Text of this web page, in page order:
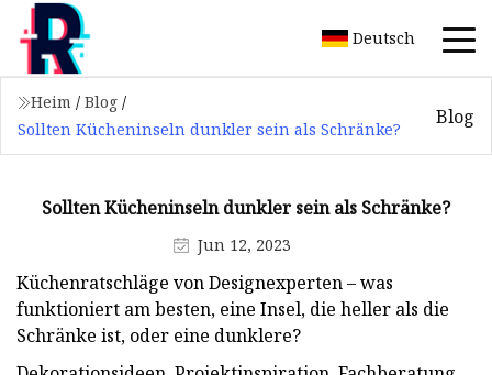
Deutsch
Heim / Blog /
Sollten Kücheninseln dunkler sein als Schränke?
Blog
Sollten Kücheninseln dunkler sein als Schränke?
Jun 12, 2023
Küchenratschläge von Designexperten – was
funktioniert am besten, eine Insel, die heller als die
Schränke ist, oder eine dunklere?